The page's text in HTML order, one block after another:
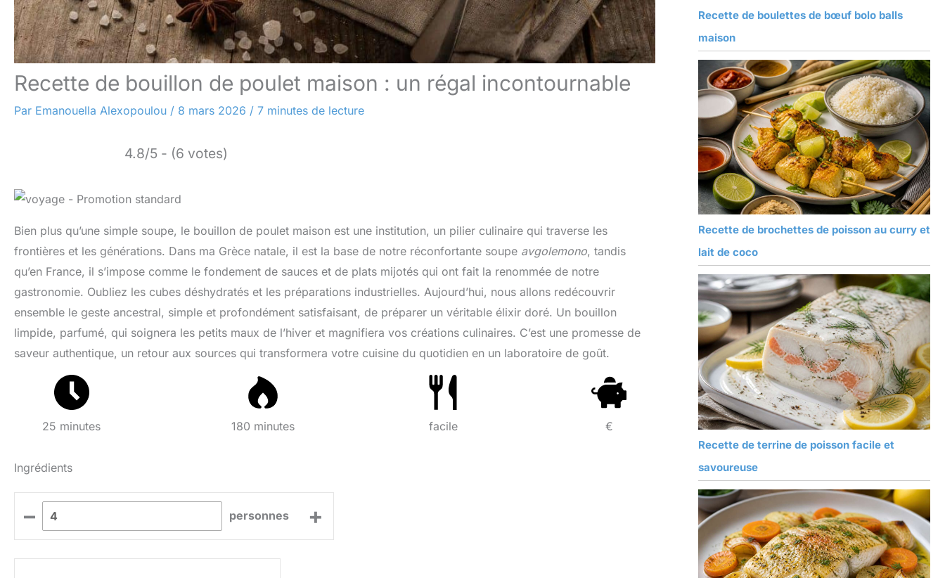
Recette de bouillon de poulet maison : un régal incontournable
Par Emanouella Alexopoulou / 8 mars 2026 / 7 minutes de lecture
4.8/5 - (6 votes)
Bien plus qu’une simple soupe, le bouillon de poulet maison est une institution, un pilier culinaire qui traverse les
frontières et les générations. Dans ma Grèce natale, il est la base de notre réconfortante soupe avgolemono, tandis
qu’en France, il s’impose comme le fondement de sauces et de plats mijotés qui ont fait la renommée de notre
gastronomie. Oubliez les cubes déshydratés et les préparations industrielles. Aujourd’hui, nous allons redécouvrir
ensemble le geste ancestral, simple et profondément satisfaisant, de préparer un véritable élixir doré. Un bouillon
limpide, parfumé, qui soignera les petits maux de l’hiver et magnifiera vos créations culinaires. C’est une promesse de
saveur authentique, un retour aux sources qui transformera votre cuisine du quotidien en un laboratoire de goût.
25 minutes 180 minutes facile €
Ingrédients
– personnes +
Recette de boulettes de bœuf bolo balls
maison
Recette de brochettes de poisson au curry et
lait de coco
Recette de terrine de poisson facile et
savoureuse